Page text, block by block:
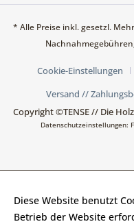
* Alle Preise inkl. gesetzl.
Cookie-Einstellungen
Versand //
Copyright ©TENSE // Die
Datenschutzeinstellungen:
Diese Website benutzt
Betrieb der Website